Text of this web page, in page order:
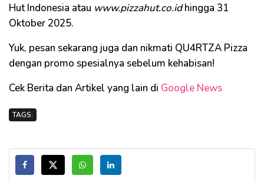
Hut Indonesia atau www.pizzahut.co.idhingga 31
Oktober 2025.
Yuk, pesan sekarang juga dan nikmati QU4RTZA Pizza
dengan promo spesialnya sebelum kehabisan!
Cek Berita dan Artikel yang lain di Google News
TAGS: